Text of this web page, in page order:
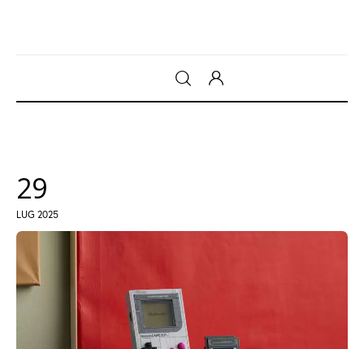
Intrattenimento
Web Log
29
LUG 2025